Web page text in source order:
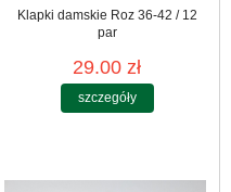
Klapki damskie Roz 36-42 / 12
par
29.00 zł
szczegóły